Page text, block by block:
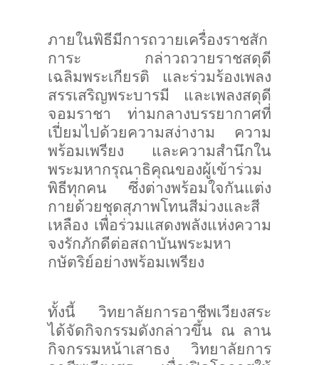
ภายในพิธีมีการถวายเครื่องราชสัก
การะ กล่าวถวายราชสดุดี
เฉลิมพระเกียรติ และร่วมร้องเพลง
สรรเสริญพระบารมี และเพลงสดุดี
จอมราชา ท่ามกลางบรรยากาศที่
เปี่ยมไปด้วยความสง่างาม ความ
พร้อมเพรียง และความสำนึกใน
พระมหากรุณาธิคุณของผู้เข้าร่วม
พิธีทุกคน ซึ่งต่างพร้อมใจกันแต่ง
กายด้วยชุดสุภาพโทนสีม่วงและสี
เหลือง เพื่อร่วมแสดงพลังแห่งความ
จงรักภักดีต่อสถาบันพระมหา
กษัตริย์อย่างพร้อมเพรียง
ทั้งนี้ วิทยาลัยการอาชีพเวียงสระ
ได้จัดกิจกรรมดังกล่าวขึ้น ณ ลาน
กิจกรรมหน้าเสาธง วิทยาลัยการ